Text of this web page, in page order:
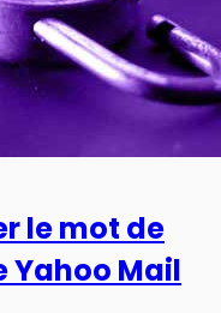
le mot de
Yahoo Mail